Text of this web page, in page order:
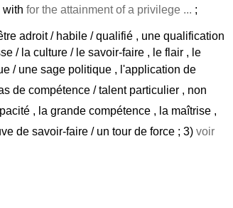
with for the attainment of a privilege ... ;
adroit / habile / qualifié , une qualification
/ la culture / le savoir-faire , le flair , le
/ une sage politique , l'application de
de compétence / talent particulier , non
, la grande compétence , la maîtrise ,
de savoir-faire / un tour de force ; 3) voir